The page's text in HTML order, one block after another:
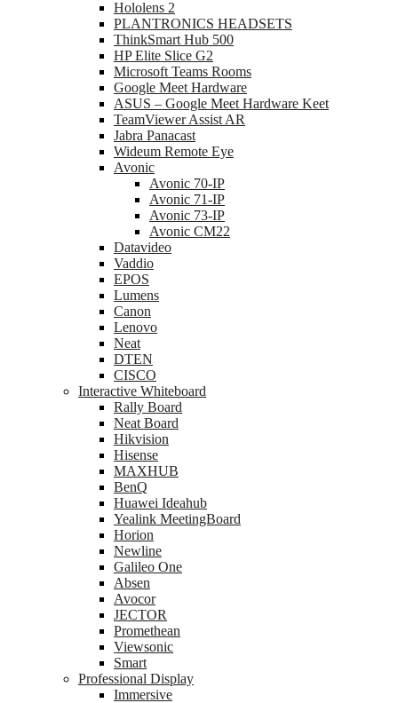
Hololens 2
PLANTRONICS HEADSETS
ThinkSmart Hub 500
HP Elite Slice G2
Microsoft Teams Rooms
Google Meet Hardware
ASUS – Google Meet Hardware Keet
TeamViewer Assist AR
Jabra Panacast
Wideum Remote Eye
Avonic
Avonic 70-IP
Avonic 71-IP
Avonic 73-IP
Avonic CM22
Datavideo
Vaddio
EPOS
Lumens
Canon
Lenovo
Neat
DTEN
CISCO
Interactive Whiteboard
Rally Board
Neat Board
Hikvision
Hisense
MAXHUB
BenQ
Huawei Ideahub
Yealink MeetingBoard
Horion
Newline
Galileo One
Absen
Avocor
JECTOR
Promethean
Viewsonic
Smart
Professional Display
Immersive